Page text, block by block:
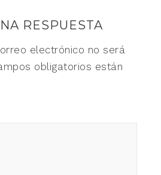
RESPUESTA
electrónico no será
obligatorios están